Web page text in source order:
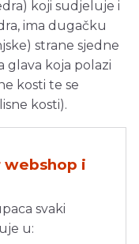
koji sudjeluje i
ima dugačku
strane sjedne
glava koja polazi
kosti te se
kosti).
webshop i
svaki
u: